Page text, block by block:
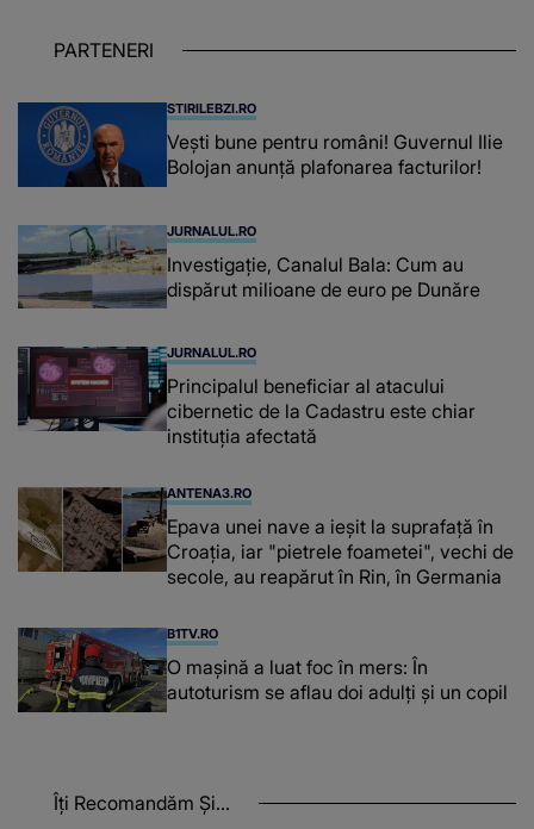
așteptând oportunitatea
PARTENERI
STIRILEBZI.RO
Vești bune pentru români! Guvernul Ilie
Bolojan anunță plafonarea facturilor!
JURNALUL.RO
Investigație, Canalul Bala: Cum au
dispărut milioane de euro pe Dunăre
JURNALUL.RO
Principalul beneficiar al atacului
cibernetic de la Cadastru este chiar
instituţia afectată
ANTENA3.RO
Epava unei nave a ieșit la suprafață în
Croația, iar "pietrele foametei", vechi de
secole, au reapărut în Rin, în Germania
B1TV.RO
O maşină a luat foc în mers: În
autoturism se aflau doi adulți și un copil
Îți Recomandăm Și...